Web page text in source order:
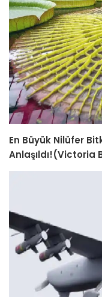
En Büyük Nilüfer
Anlaşıldı!(Victoria